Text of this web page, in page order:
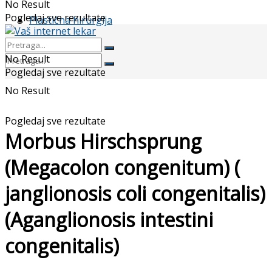
Plastična hirurgija
No Result
Pogledaj sve rezultate
No Result
Pogledaj sve rezultate
No Result
Pogledaj sve rezultate
Morbus Hirschsprung
(Megacolon congenitum) (
janglionosis coli congenitalis)
(Aganglionosis intestini
congenitalis)